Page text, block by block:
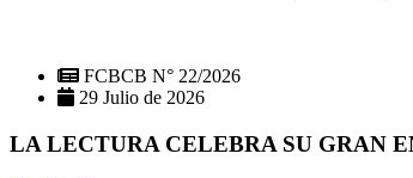
FCBCB N° 22/2026
29 Julio de 2026
LA LECTURA CELEBRA SU GRAN